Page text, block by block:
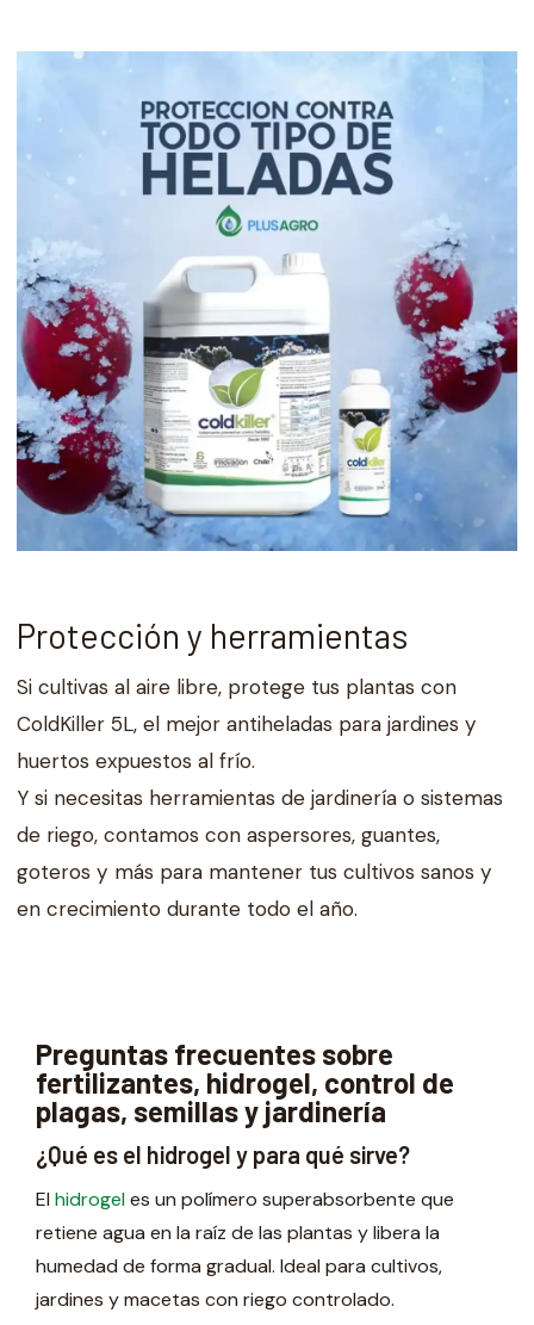
Protección y herramientas
Si cultivas al aire libre, protege tus plantas con
ColdKiller 5L, el mejor antiheladas para jardines y
huertos expuestos al frío.
Y si necesitas herramientas de jardinería o sistemas
de riego, contamos con aspersores, guantes,
goteros y más para mantener tus cultivos sanos y
en crecimiento durante todo el año.
Preguntas frecuentes sobre
fertilizantes, hidrogel, control de
plagas, semillas y jardinería
¿Qué es el hidrogel y para qué sirve?
Elhidrogeles un polímero superabsorbente que
retiene agua en la raíz de las plantas y libera la
humedad de forma gradual. Ideal para cultivos,
jardines y macetas con riego controlado.